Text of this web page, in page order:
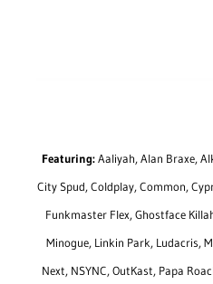
Featuring:Aaliyah, Alan Braxe,
City Spud, Coldplay, Common,
Funkmaster Flex, Ghostface
Minogue, Linkin Park, Ludacris,
Next, NSYNC, OutKast, Papa